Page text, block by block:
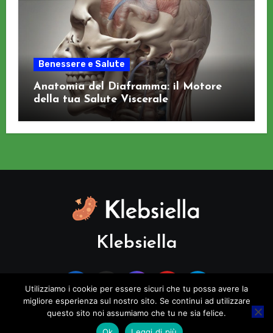
Benessere e Salute
Anatomia del Diaframma: il Motore
della tua Salute Viscerale
Klebsiella
Utilizziamo i cookie per essere sicuri che tu possa avere la
migliore esperienza sul nostro sito. Se continui ad utilizzare
questo sito noi assumiamo che tu ne sia felice.